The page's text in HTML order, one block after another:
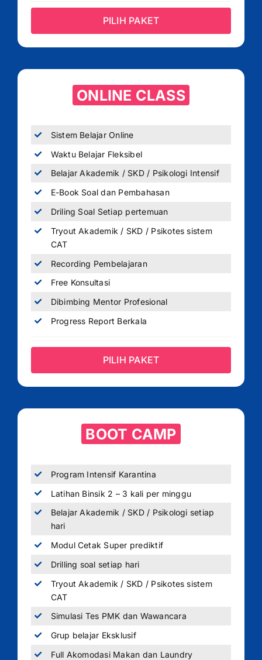
PILIH PAKET
ONLINE CLASS
Sistem Belajar Online
Waktu Belajar Fleksibel
Belajar Akademik / SKD / Psikologi Intensif
E-Book Soal dan Pembahasan
Driling Soal Setiap pertemuan
Tryout Akademik / SKD / Psikotes sistem
CAT
Recording Pembelajaran
Free Konsultasi
Dibimbing Mentor Profesional
Progress Report Berkala
PILIH PAKET
BOOT CAMP
Program Intensif Karantina
Latihan Binsik 2 – 3 kali per minggu
Belajar Akademik / SKD / Psikologi setiap
hari
Modul Cetak Super prediktif
Drilling soal setiap hari
Tryout Akademik / SKD / Psikotes sistem
CAT
Simulasi Tes PMK dan Wawancara
Grup belajar Eksklusif
Full Akomodasi Makan dan Laundry